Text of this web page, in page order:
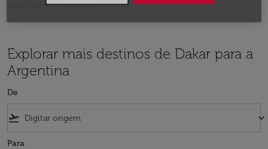
Voos Dakar - Argentina
Explorar mais destinos de Dakar para a
Argentina
De
flight_takeoff keyboard_arrow_down
Para